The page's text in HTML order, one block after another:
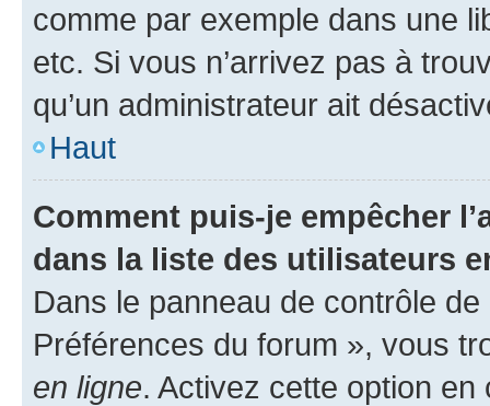
comme par exemple dans une
etc. Si vous n’arrivez pas à
qu’un administrateur ait
Haut
Comment puis-je empêcher
dans la liste des utilisateurs
Dans le panneau de contrôle
Préférences du forum », vous
en ligne. Activez cette option